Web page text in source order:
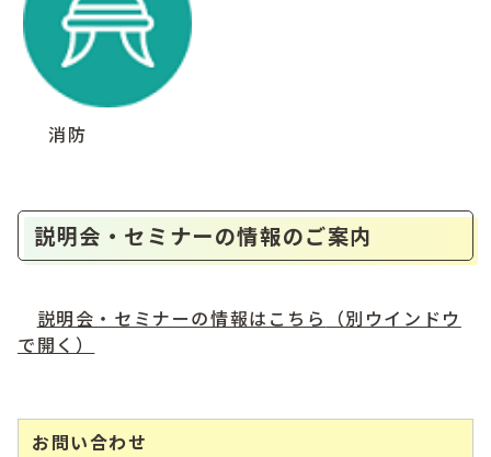
消防
説明会・セミナーの情報のご案内
説明会・セミナーの情報はこちら
（別ウインドウ
で開く）
お問い合わせ